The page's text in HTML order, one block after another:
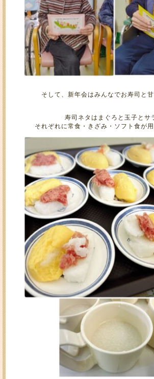
そして、新年会はみんなでお寿司と
寿司ネタはまぐろと玉子とサ
それぞれに常食・きざみ・ソフト食が